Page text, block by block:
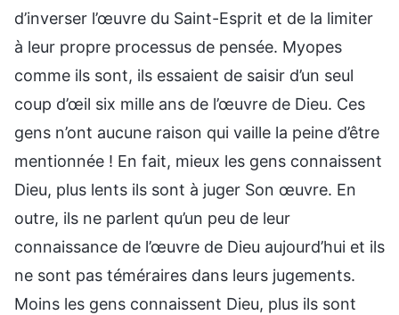
d’inverser l’œuvre du Saint-Esprit et de la limiter
à leur propre processus de pensée. Myopes
comme ils sont, ils essaient de saisir d’un seul
coup d’œil six mille ans de l’œuvre de Dieu. Ces
gens n’ont aucune raison qui vaille la peine d’être
mentionnée ! En fait, mieux les gens connaissent
Dieu, plus lents ils sont à juger Son œuvre. En
outre, ils ne parlent qu’un peu de leur
connaissance de l’œuvre de Dieu aujourd’hui et ils
ne sont pas téméraires dans leurs jugements.
Moins les gens connaissent Dieu, plus ils sont